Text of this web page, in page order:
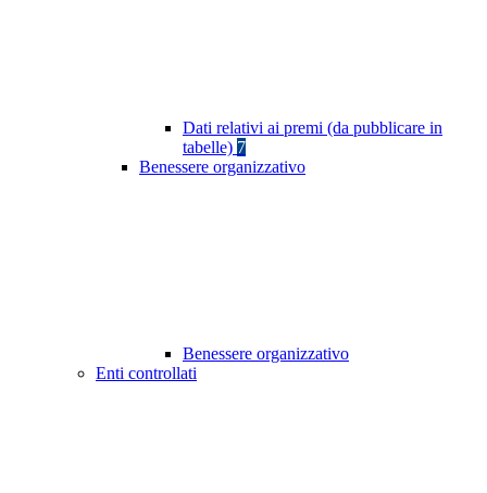
Dati relativi ai premi (da pubblicare in
tabelle) 7
Benessere organizzativo
Benessere organizzativo
Enti controllati